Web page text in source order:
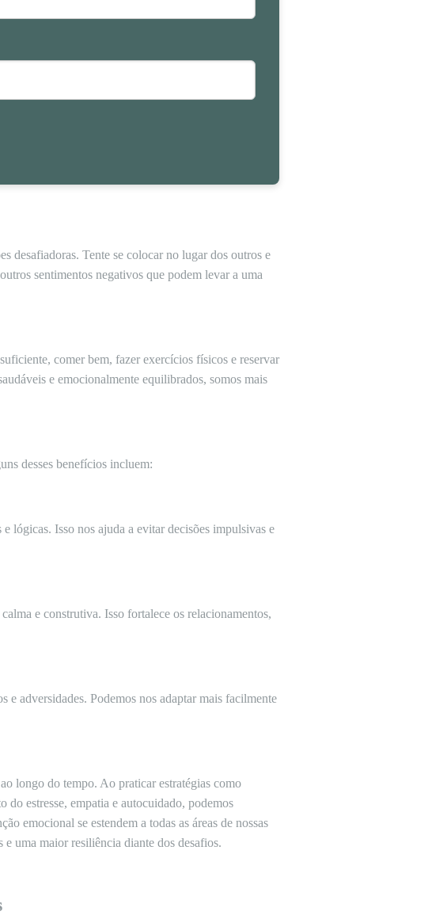
desafiadoras. Tente se colocar no lugar dos outros e
sentimentos negativos que podem levar a uma
comer bem, fazer exercícios físicos e reservar
e emocionalmente equilibrados, somos mais
desses benefícios incluem:
lógicas. Isso nos ajuda a evitar decisões impulsivas e
e construtiva. Isso fortalece os relacionamentos,
e adversidades. Podemos nos adaptar mais facilmente
longo do tempo. Ao praticar estratégias como
do estresse, empatia e autocuidado, podemos
emocional se estendem a todas as áreas de nossas
uma maior resiliência diante dos desafios.